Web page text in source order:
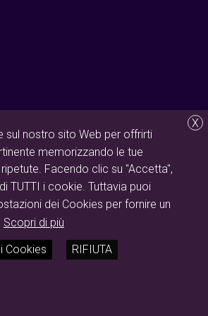
X
sul nostro sito Web per offrirti
memorizzando le tue
Facendo clic su "Accetta",
TUTTI i cookie. Tuttavia puoi
dei Cookies per fornire un
Scopri di più
Cookies
RIFIUTA